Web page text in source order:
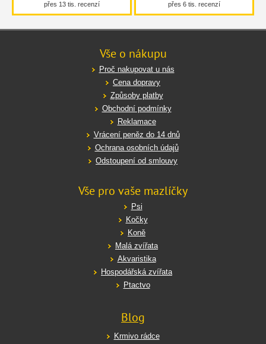
přes 13 tis. recenzí přes 6 tis. recenzí
Vše o nákupu
Proč nakupovat u nás
Cena dopravy
Způsoby platby
Obchodní podmínky
Reklamace
Vrácení peněz do 14 dnů
Ochrana osobních údajů
Odstoupení od smlouvy
Vše pro vaše mazlíčky
Psi
Kočky
Koně
Malá zvířata
Akvaristika
Hospodářská zvířata
Ptactvo
Blog
Krmivo rádce